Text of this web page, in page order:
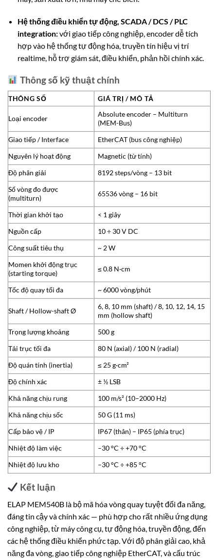
Hệ thống điều khiển tự động, SCADA / DCS / PLC
integration:với giao tiếp công nghiệp, encoder dễ tích
hợp vào hệ thống tự động hóa, truyền tín hiệu vị trí
realtime, hỗ trợ giám sát, điều khiển, phản hồi chính xác.
Thông số kỹ thuật chính
THÔNG SỐ GIÁ TRỊ / MÔ TẢ
Loại encoder
Absolute encoder – Multiturn
(MEM-Bus)
Giao tiếp / Interface
EtherCAT (bus công nghiệp)
Nguyên lý hoạt động
Magnetic (từ tính)
Độ phân giải
8192 steps/vòng – 13 bit
Số vòng đo được
(multiturn)
65536 vòng – 16 bit
Thời gian khởi tạo
< 1 giây
Nguồn cấp
10 ÷ 30 V DC
Công suất tiêu thụ
~ 2 W
Momen khởi động trục
(starting torque)
≤ 0.8 N·cm
Tốc độ quay tối đa ~ 6000 vòng/phút
Shaft / Hollow-shaft Ø
6, 8, 10 mm (shaft) / 8, 10, 12, 14, 15
mm (hollow shaft)
Trọng lượng khoảng
500 g
Tải trục tối đa
80 N (axial) / 100 N (radial)
Độ quán tính (inertia)
≤ 25 g·cm²
Độ chính xác
± ½ LSB
Khả năng chịu rung
100 m/s² (10–2000 Hz)
Khả năng chịu sốc
50 G (11 ms)
Cấp bảo vệ / IP
IP67 (thân) – IP65 (phía trục)
Nhiệt độ làm việc
–30 °C ÷ +70 °C
Nhiệt độ lưu kho
–30 °C ÷ +85 °C
Kết luận
ELAP MEM540B là bộ mã hóa vòng quay tuyệt đối đa năng,
đáng tin cậy và chính xác — phù hợp cho rất nhiều ứng dụng
công nghiệp, từ máy công cụ, tự động hóa, truyền động, đến
các hệ thống điều khiển phức tạp. Với độ phân giải cao, khả
năng đa vòng, giao tiếp công nghiệp EtherCAT, và cấu trúc